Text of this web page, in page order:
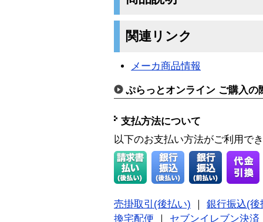
関連リンク
メーカ商品情報
ぷらっとオンライン ご購入の
支払方法について
以下のお支払い方法がご利用で
売掛取引(後払い)
銀行振込(後
換宅配便
セブンイレブン決済